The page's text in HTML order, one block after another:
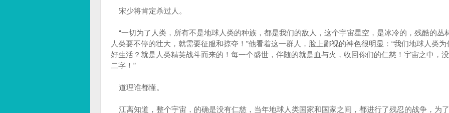
宋少将肯定杀过人。
“一切为了人类，所有不是地球人类的种族，都是我们的敌人，这个宇宙星空，是冰冷的，残酷的丛
人类要不停的壮大，就需要征服和掠夺！”他看着这一群人，脸上鄙视的神色很明显：“我们地球人类为
好生活？就是人类精英战斗而来的！每一个盛世，伴随的就是血与火，收回你们的仁慈！宇宙之中，
二字！”
道理谁都懂。
江离知道，整个宇宙，的确是没有仁慈，当年地球人类国家和国家之间，都进行了残忍的战争，为了